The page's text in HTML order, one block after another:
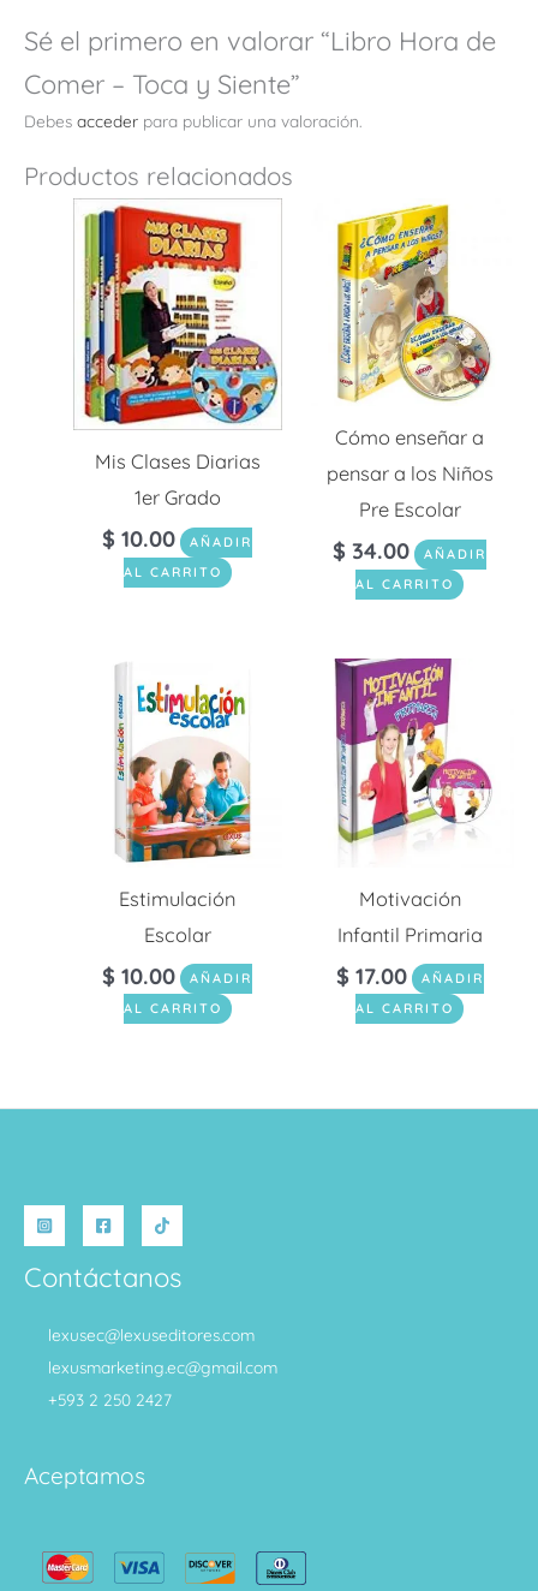
Sé el primero en valorar “Libro Hora de
Comer – Toca y Siente”
Debes acceder para publicar una valoración.
Productos relacionados
Mis Clases Diarias
1er Grado
$ 10.00
AÑADIR
AL CARRITO
Cómo enseñar a
pensar a los Niños
Pre Escolar
$ 34.00
AÑADIR
AL CARRITO
Estimulación
Escolar
$ 10.00
AÑADIR
AL CARRITO
Motivación
Infantil Primaria
$ 17.00
AÑADIR
AL CARRITO
Contáctanos
lexusec@lexuseditores.com
lexusmarketing.ec@gmail.com
+593 2 250 2427
Aceptamos